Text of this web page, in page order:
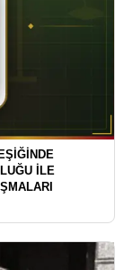
İLE